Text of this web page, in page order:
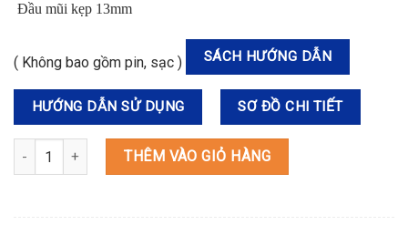
Đầu mũi kẹp 13mm
( Không bao gồm pin, sạc ) SÁCH HƯỚNG DẪN
HƯỚNG DẪN SỬ DỤNG SƠ ĐỒ CHI TIẾT
DDF485Z MÁY KHOAN VÀ VẶN VÍT DÙNG PIN số lượng
THÊM VÀO GIỎ HÀNG